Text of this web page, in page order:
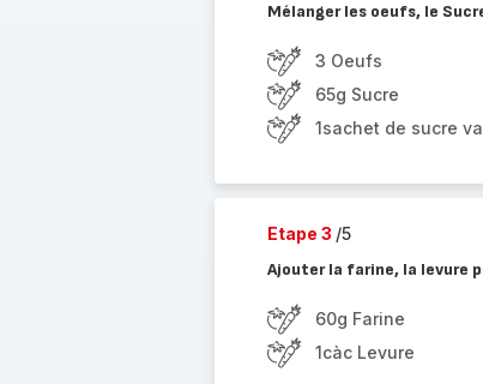
Mélanger les oeufs, le
3 Oeufs
65g Sucre
1sachet de sucre
Etape 3 /5
Ajouter la farine, la levure
60g Farine
1càc Levure